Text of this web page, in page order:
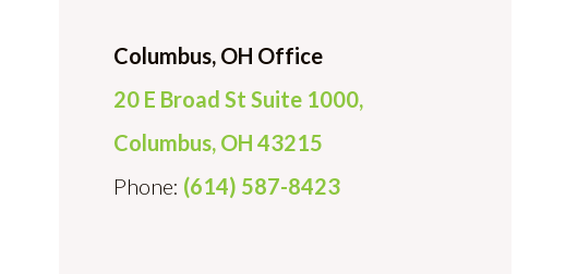
Columbus, OH Office
20 E Broad St Suite 1000,
Columbus, OH 43215
Phone: (614) 587-8423